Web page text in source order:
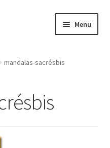
Menu
mandalas-sacrésbis